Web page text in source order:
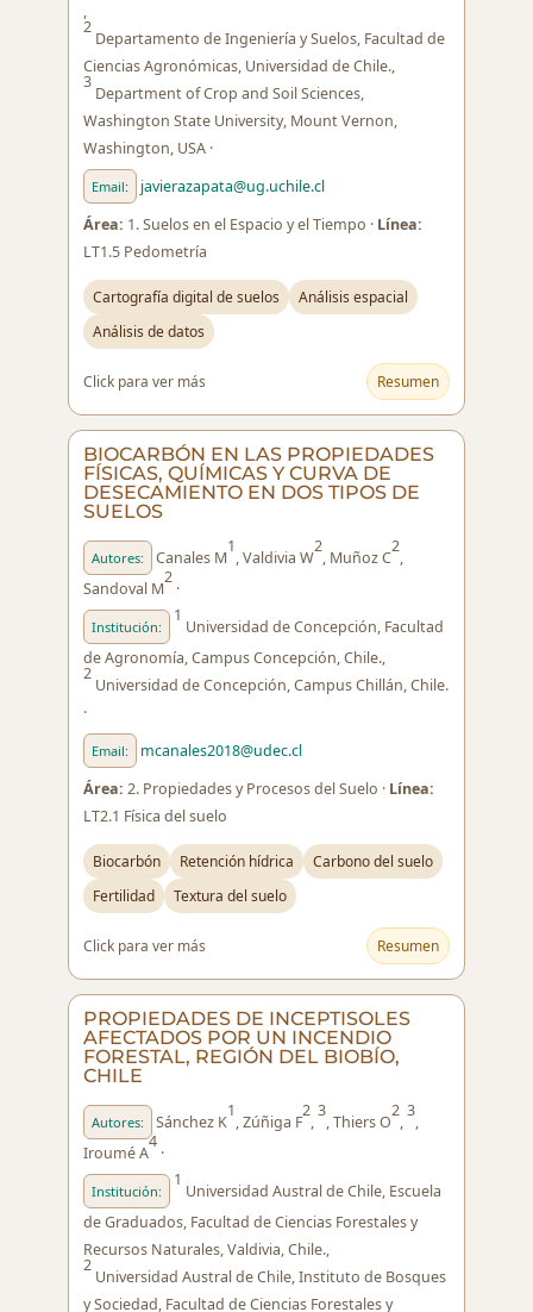
,
2
Departamento de Ingeniería y Suelos, Facultad de
Ciencias Agronómicas, Universidad de Chile.,
3
Department of Crop and Soil Sciences,
Washington State University, Mount Vernon,
Washington, USA ·
Email:
javierazapata@ug.uchile.cl
Área: 1. Suelos en el Espacio y el Tiempo · Línea:
LT1.5 Pedometría
Cartografía digital de suelos
Análisis espacial
Análisis de datos
Click para ver más Resumen
BIOCARBÓN EN LAS PROPIEDADES
FÍSICAS, QUÍMICAS Y CURVA DE
DESECAMIENTO EN DOS TIPOS DE
SUELOS
Autores: Canales M
1
, Valdivia W
2
, Muñoz C
2
,
Sandoval M
2
·
Institución:
1
Universidad de Concepción, Facultad
de Agronomía, Campus Concepción, Chile.,
2
Universidad de Concepción, Campus Chillán, Chile.
·
Email:
mcanales2018@udec.cl
Área: 2. Propiedades y Procesos del Suelo · Línea:
LT2.1 Física del suelo
Biocarbón Retención hídrica
Carbono del suelo
Fertilidad
Textura del suelo
Click para ver más Resumen
PROPIEDADES DE INCEPTISOLES
AFECTADOS POR UN INCENDIO
FORESTAL, REGIÓN DEL BIOBÍO,
CHILE
Autores: Sánchez K
1
, Zúñiga F
2
,
3
, Thiers O
2
,
3
,
Iroumé A
4
·
Institución:
1
Universidad Austral de Chile, Escuela
de Graduados, Facultad de Ciencias Forestales y
Recursos Naturales, Valdivia, Chile.,
2
Universidad Austral de Chile, Instituto de Bosques
y Sociedad, Facultad de Ciencias Forestales y